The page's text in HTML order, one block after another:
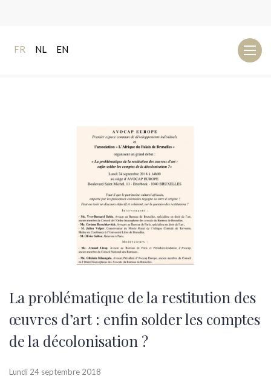
Toggle
FR NL EN
La problématique de la restitution des
œuvres d’art : enfin solder les comptes
de la décolonisation ?
Lundi 24 septembre 2018